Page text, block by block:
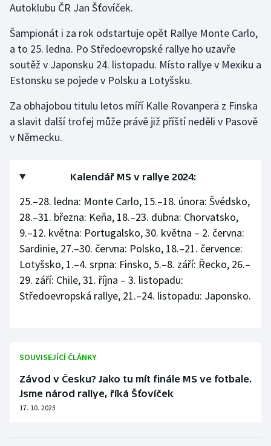
Motorsport
Olympijské hry
Parasport
Plavání
Ragby
Rychlobruslení
Rychlostní kanoistika
Short track
Veslování
Autoklubu ČR Jan Šťovíček.
Šampionát i za rok odstartuje opět Rallye Monte Carlo,
a to 25. ledna. Po Středoevropské rallye ho uzavře
soutěž v Japonsku 24. listopadu. Místo rallye v Mexiku a
Estonsku se pojede v Polsku a Lotyšsku.
Za obhajobou titulu letos míří Kalle Rovanperä z Finska
a slavit další trofej může právě již příští neděli v Pasově
v Německu.
Kalendář MS v rallye 2024:
25.–28. ledna: Monte Carlo, 15.–18. února: Švédsko,
28.–31. března: Keňa, 18.–23. dubna: Chorvatsko,
9.–12. května: Portugalsko, 30. května – 2. června:
Sardinie, 27.–30. června: Polsko, 18.–21. července:
Lotyšsko, 1.–4. srpna: Finsko, 5.–8. září: Řecko, 26.–
29. září: Chile, 31. října – 3. listopadu:
Středoevropská rallye, 21.–24. listopadu: Japonsko.
SOUVISEJÍCÍ ČLÁNKY
Závod v Česku? Jako tu mít finále MS ve fotbale.
Jsme národ rallye, říká Šťovíček
17. 10. 2023